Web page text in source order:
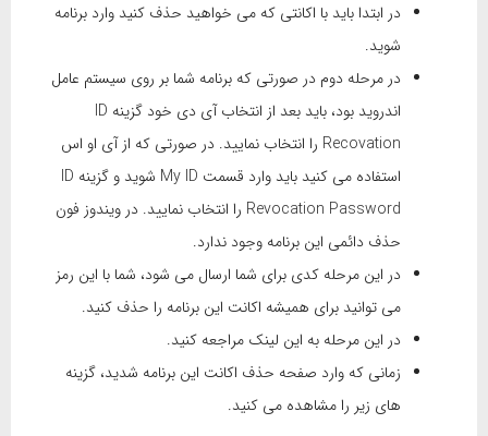
در ابتدا باید با اکانتی که می خواهید حذف کنید وارد برنامه
شوید.
در مرحله دوم در صورتی که برنامه شما بر روی سیستم عامل
اندروید بود، باید بعد از انتخاب آی دی خود گزینه ID
Recovation را انتخاب نمایید. در صورتی که از آی او اس
استفاده می کنید باید وارد قسمت My ID شوید و گزینه ID
Revocation Password را انتخاب نمایید. در ویندوز فون
حذف دائمی این برنامه وجود ندارد.
در این مرحله کدی برای شما ارسال می شود، شما با این رمز
می توانید برای همیشه اکانت این برنامه را حذف کنید.
در این مرحله به این لینک مراجعه کنید.
زمانی که وارد صفحه حذف اکانت این برنامه شدید، گزینه
های زیر را مشاهده می کنید.